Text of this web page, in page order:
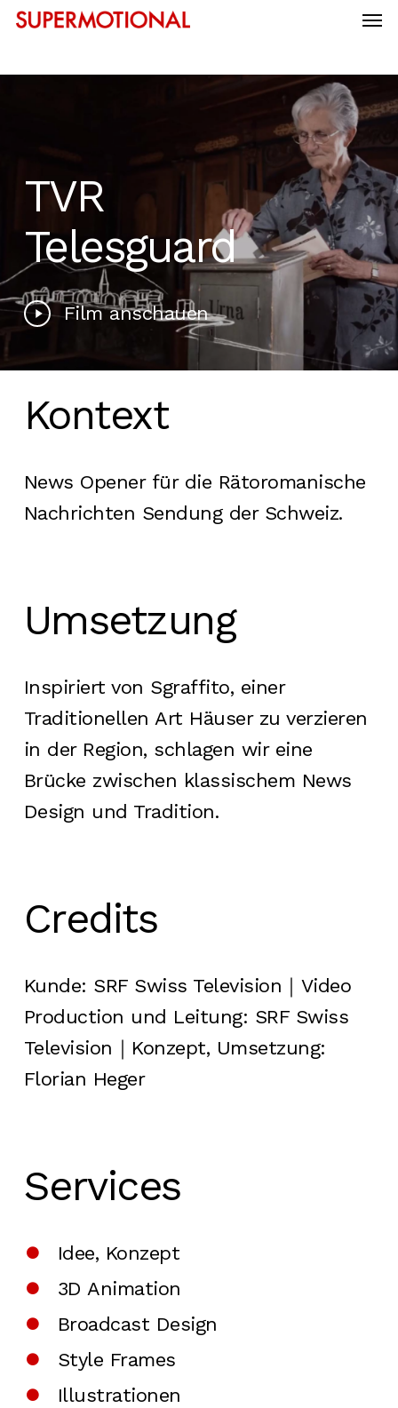
TVR
Telesguard
Film anschauen
Kontext
News Opener für die Rätoromanische
Nachrichten Sendung der Schweiz.
Umsetzung
Inspiriert von Sgraffito, einer
Traditionellen Art Häuser zu verzieren
in der Region, schlagen wir eine
Brücke zwischen klassischem News
Design und Tradition.
Credits
Kunde: SRF Swiss Television｜Video
Production und Leitung: SRF Swiss
Television｜Konzept, Umsetzung:
Florian Heger
Services
Idee, Konzept
3D Animation
Broadcast Design
Style Frames
Illustrationen